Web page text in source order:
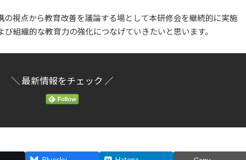
の視点から教育改善を議論する場として本研修会を継続的に実施
組織的な教育力の強化につなげていきたいと思います。
＼ 最新情報をチェック ／